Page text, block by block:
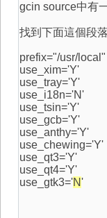
gcin source中有
找到下面這個段
prefix="/usr/local"
use_xim='Y'
use_tray='Y'
use_i18n='N'
use_tsin='Y'
use_gcb='Y'
use_anthy='Y'
use_chewing='Y'
use_qt3='Y'
use_qt4='Y'
use_gtk3='N'